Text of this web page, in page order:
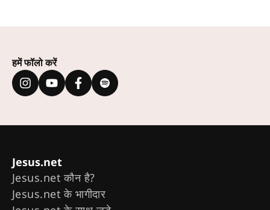
हमें फॉलो करें
Jesus.net
Jesus.net कौन है?
Jesus.net के भागीदार